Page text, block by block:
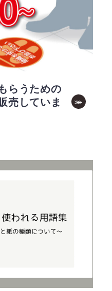
らうための
売していま